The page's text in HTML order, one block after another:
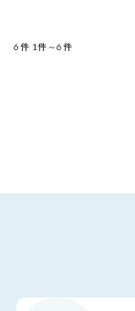
6件 1件～6件